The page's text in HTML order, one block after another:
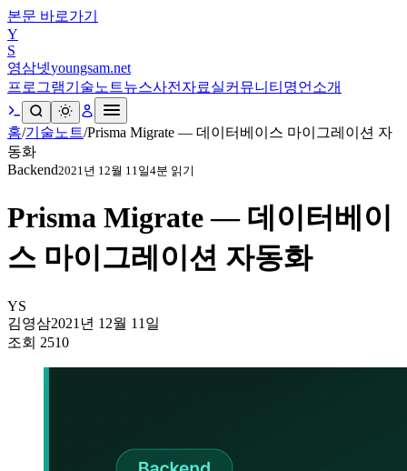
본문 바로가기
Y
S
영삼넷youngsam.net
프로그램기술노트뉴스사전 자료실커뮤니티 명언 소개
홈/기술노트/Prisma Migrate — 데이터베이스 마이그레이션 자
동화
Backend2021년 12월 11일4분 읽기
Prisma Migrate — 데이터베이
스 마이그레이션 자동화
YS
김영삼2021년 12월 11일
조회 2510